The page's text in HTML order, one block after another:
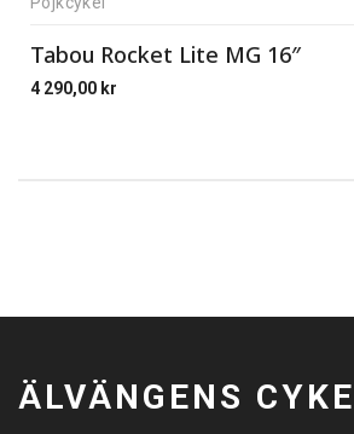
Tabou Rocket Lite MG 16″
4 290,00 kr
ÄLVÄNGENS